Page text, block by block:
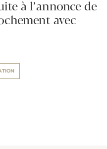
à l’annonce de
avec